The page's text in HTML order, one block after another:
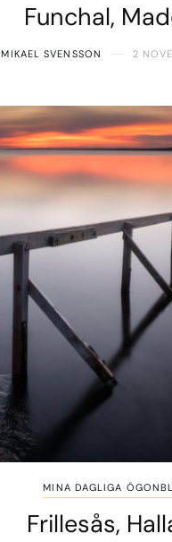
Funchal,
MIKAEL SVENSSON 2
MINA DAGLIGA
Frillesås,